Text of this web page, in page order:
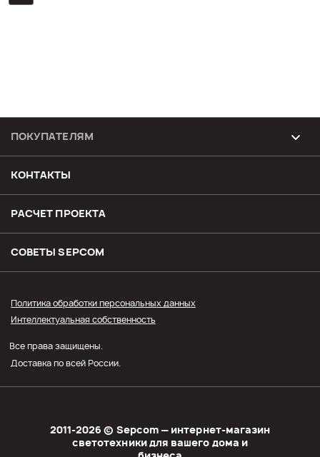
ПОКУПАТЕЛЯМ
Возврат и обмен товара
Доставка
Оплата
Оптовым покупателям
Личный кабинет
КОНТАКТЫ
РАСЧЕТ ПРОЕКТА
СОВЕТЫ SЕPCOM
2011-2026 © Sеpcom — интернет-магазин
светотехники для вашего дома и
Политика обработки персональных данных
Интеллектуальная собственность
Все права защищены.
Доставка по всей России.